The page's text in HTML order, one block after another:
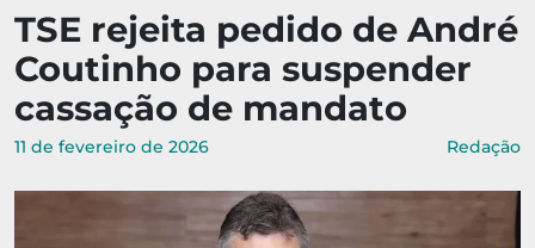
TSE rejeita pedido de André
Coutinho para suspender
cassação de mandato
11 de fevereiro de 2026 Redação